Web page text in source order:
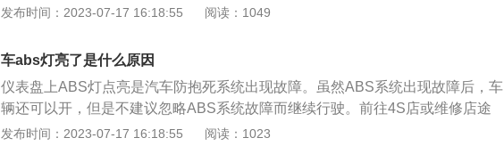
无法判别车速，不能断定车轮的滑移率，进而不能发出相应动作指令来调节制
隙，即可恢复正常。2、由于系统线路之间连接松懈：abs继电器接触不良等引起
信号不良而使系统故障。处理方案：检查线路连接处，有松动的重新连接。3、a
bs的系统电源供应电压太低，如线头接触不足或搭铁不良：abs警告灯间歇性亮
起，加速时则abs警告灯熄灭，当使用多种车辆电器，而电瓶电压下降低于10.5
v，引擎转速上升，电压上升，abs指示灯熄灭。处理方案：检查电瓶比重；检查
发布时间：2023-07-17 16:18:55 阅读：1049
车abs灯亮了是什么原因
仪表盘上ABS灯点亮是汽车防抱死系统出现故障。虽然ABS系统出现故障后，车
辆还可以开，但是不建议忽略ABS系统故障而继续行驶。前往4S店或维修店途
中，驾驶员一定要谨慎开车，避免高速行驶或紧急制动，否则很有可能因为ABS
发布时间：2023-07-17 16:18:55 阅读：1023